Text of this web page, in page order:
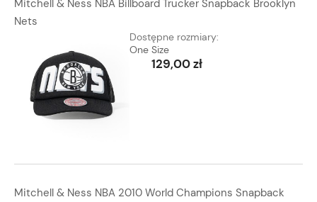
Mitchell & Ness NBA Billboard Trucker Snapback Brooklyn
Nets
Dostępne rozmiary:
One Size
129,00 zł
Mitchell & Ness NBA 2010 World Champions Snapback